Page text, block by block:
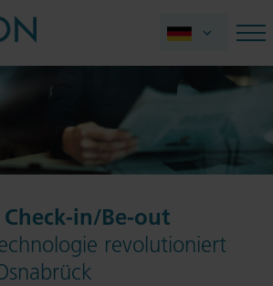
in/Be-out
revolutioniert